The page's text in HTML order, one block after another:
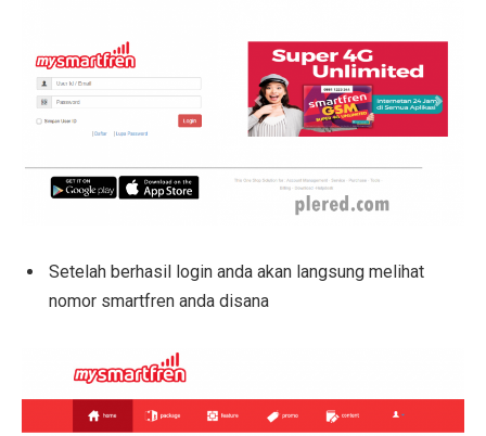
Setelah berhasil login anda akan langsung melihat
nomor smartfren anda disana